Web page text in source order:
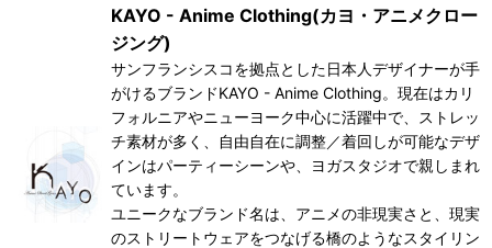
KAYO - Anime Clothing(カヨ・アニメクロー
ジング)
サンフランシスコを拠点とした日本人デザイナーが手
がけるブランドKAYO - Anime Clothing。現在はカリ
フォルニアやニューヨーク中心に活躍中で、ストレッ
チ素材が多く、自由自在に調整／着回しが可能なデザ
インはパーティーシーンや、ヨガスタジオで親しまれ
ています。
ユニークなブランド名は、アニメの非現実さと、現実
のストリートウェアをつなげる橋のようなスタイリン